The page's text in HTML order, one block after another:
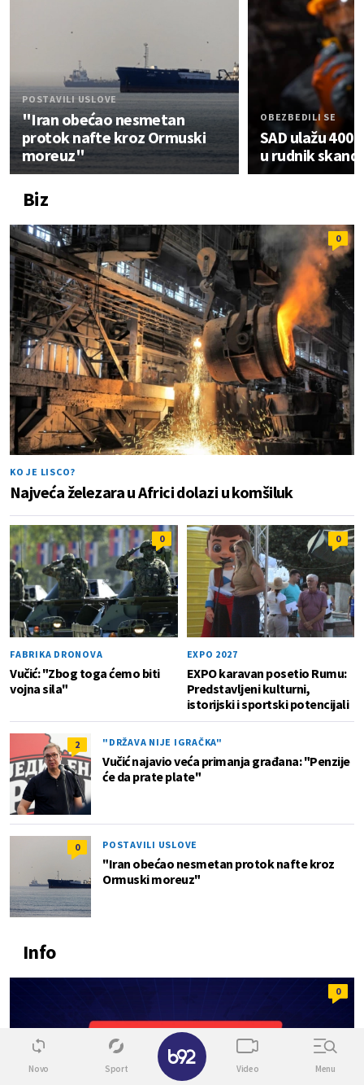
POSTAVILI USLOVE
"Iran obećao nesmetan
protok nafte kroz Ormuski
moreuz"
OBEZBEDILI SE
SAD ulažu 400
u rudnik
Biz
0
KO JE LISCO?
Najveća železara u Africi dolazi u komšiluk
0
FABRIKA DRONOVA
Vučić: "Zbog toga ćemo biti
vojna sila"
0
EXPO 2027
EXPO karavan posetio Rumu:
Predstavljeni kulturni,
istorijski i sportski potencijali
2 "DRŽAVA NIJE IGRAČKA"
Vučić najavio veća primanja građana: "Penzije
će da prate plate"
0 POSTAVILI USLOVE
"Iran obećao nesmetan protok nafte kroz
Ormuski moreuz"
Info
0
Novo Sport Video Menu
✕